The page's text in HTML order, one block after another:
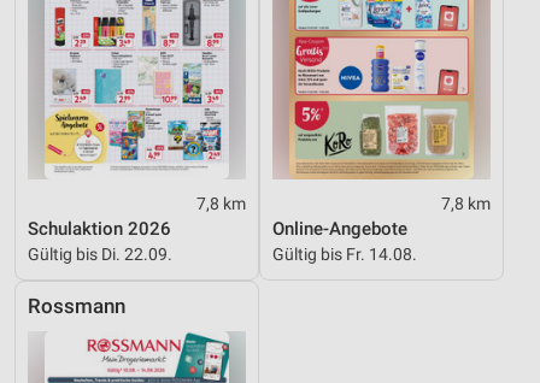
7,8 km
Schulaktion 2026
Gültig bis Di. 22.09.
7,8 km
Online-Angebote
Gültig bis Fr. 14.08.
Rossmann